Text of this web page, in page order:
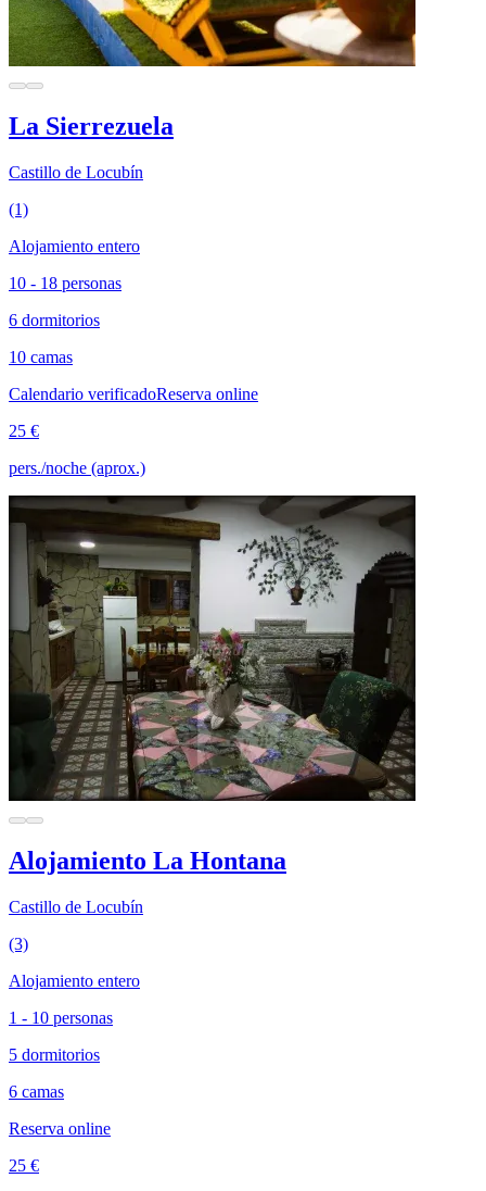
La Sierrezuela
Castillo de Locubín
(1)
Alojamiento entero
10 - 18 personas
6 dormitorios
10 camas
Calendario verificadoReserva online
25 €
pers./noche (aprox.)
Alojamiento La Hontana
Castillo de Locubín
(3)
Alojamiento entero
1 - 10 personas
5 dormitorios
6 camas
Reserva online
25 €